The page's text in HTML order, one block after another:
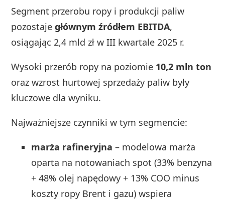
Segment przerobu ropy i produkcji paliw
pozostajegłównym źródłem EBITDA,
osiągając 2,4 mld zł w III kwartale 2025 r.
Wysoki przerób ropy na poziomie 10,2 mln ton
oraz wzrost hurtowej sprzedaży paliw były
kluczowe dla wyniku.
Najważniejsze czynniki w tym segmencie:
marża rafineryjna – modelowa marża
oparta na notowaniach spot (33% benzyna
+ 48% olej napędowy + 13% COO minus
koszty ropy Brent i gazu) wspiera